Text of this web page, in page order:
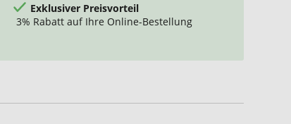
Exklusiver Preisvorteil
3% Rabatt auf Ihre Online-Bestellung